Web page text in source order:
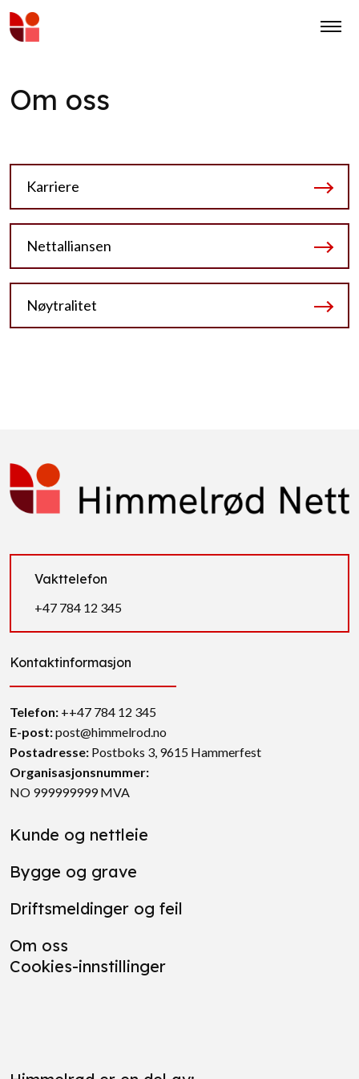
Om oss
Karriere
Nettalliansen
Nøytralitet
Vakttelefon
+47 784 12 345
Kontaktinformasjon
Telefon: ++47 784 12 345
E-post:post@himmelrod.no
Postadresse: Postboks 3, 9615 Hammerfest
Organisasjonsnummer:
NO 999999999 MVA
Kunde og nettleie
Bygge og grave
Driftsmeldinger og feil
Om oss
Cookies-innstillinger